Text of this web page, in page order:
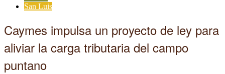
San Luis
Caymes impulsa un proyecto de ley para
aliviar la carga tributaria del campo
puntano